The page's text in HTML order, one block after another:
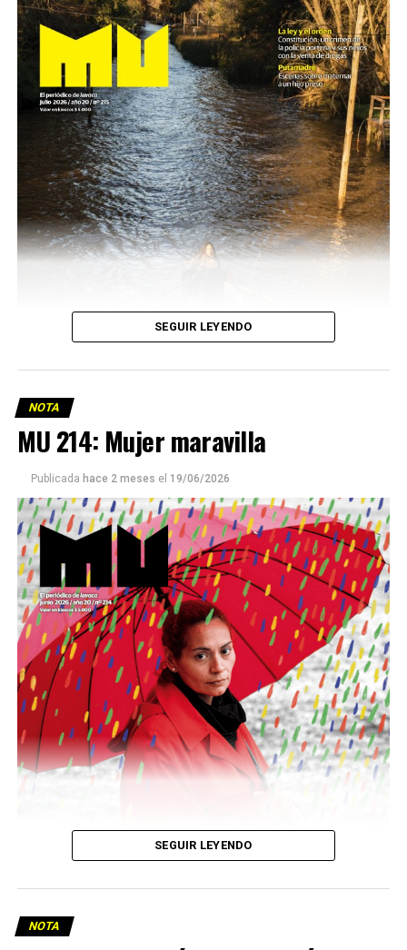
Este número 215 de MU ☝️viene con doble tapa, que
podría ser una frase:
Sin chamuyo, a remarla.
Descargar la Mu en PDF
SEGUIR LEYENDO
NOTA
MU 214: Mujer maravilla
Publicada hace 2 meses el 19/06/2026
SEGUIR LEYENDO
NOTA